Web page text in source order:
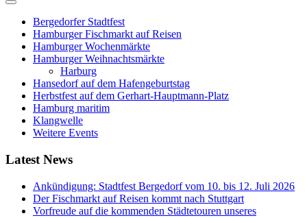
Bergedorfer Stadtfest
Hamburger Fischmarkt auf Reisen
Hamburger Wochenmärkte
Hamburger Weihnachtsmärkte
Harburg
Hansedorf auf dem Hafengeburtstag
Herbstfest auf dem Gerhart-Hauptmann-Platz
Hamburg maritim
Klangwelle
Weitere Events
Latest News
Ankündigung: Stadtfest Bergedorf vom 10. bis 12. Juli 2026
Der Fischmarkt auf Reisen kommt nach Stuttgart
Vorfreude auf die kommenden Städtetouren unseres